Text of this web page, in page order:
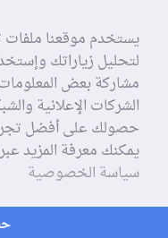
يستخدم موقعنا ملفات
لتحليل زياراتك
الشركات الإعلانية
حصولك على أفضل
يمكنك معرفة المزيد
سياسة الخصوصية